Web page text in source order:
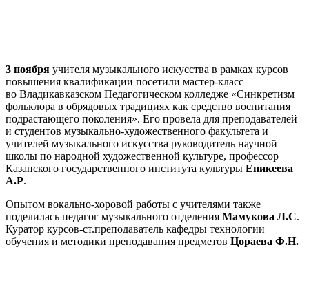
3 ноября учителя музыкального искусства в рамках курсов
повышения квалификации посетили мастер-класс
во Владикавказском Педагогическом колледже «Синкретизм
фольклора в обрядовых традициях как средство воспитания
подрастающего поколения». Его провела для преподавателей
и студентов музыкально-художественного факультета и
учителей музыкального искусства руководитель научной
школы по народной художественной культуре, профессор
Казанского государственного института культуры Еникеева
А.Р.
Опытом вокально-хоровой работы с учителями также
поделилась педагог музыкального отделения Мамукова Л.С.
Куратор курсов-ст.преподаватель кафедры технологии
обучения и методики преподавания предметов Цораева Ф.Н.